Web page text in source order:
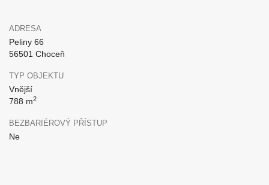
ADRESA
Peliny 66
56501 Choceň
TYP OBJEKTU
Vnější
788 m2
BEZBARIÉROVÝ PŘÍSTUP
Ne